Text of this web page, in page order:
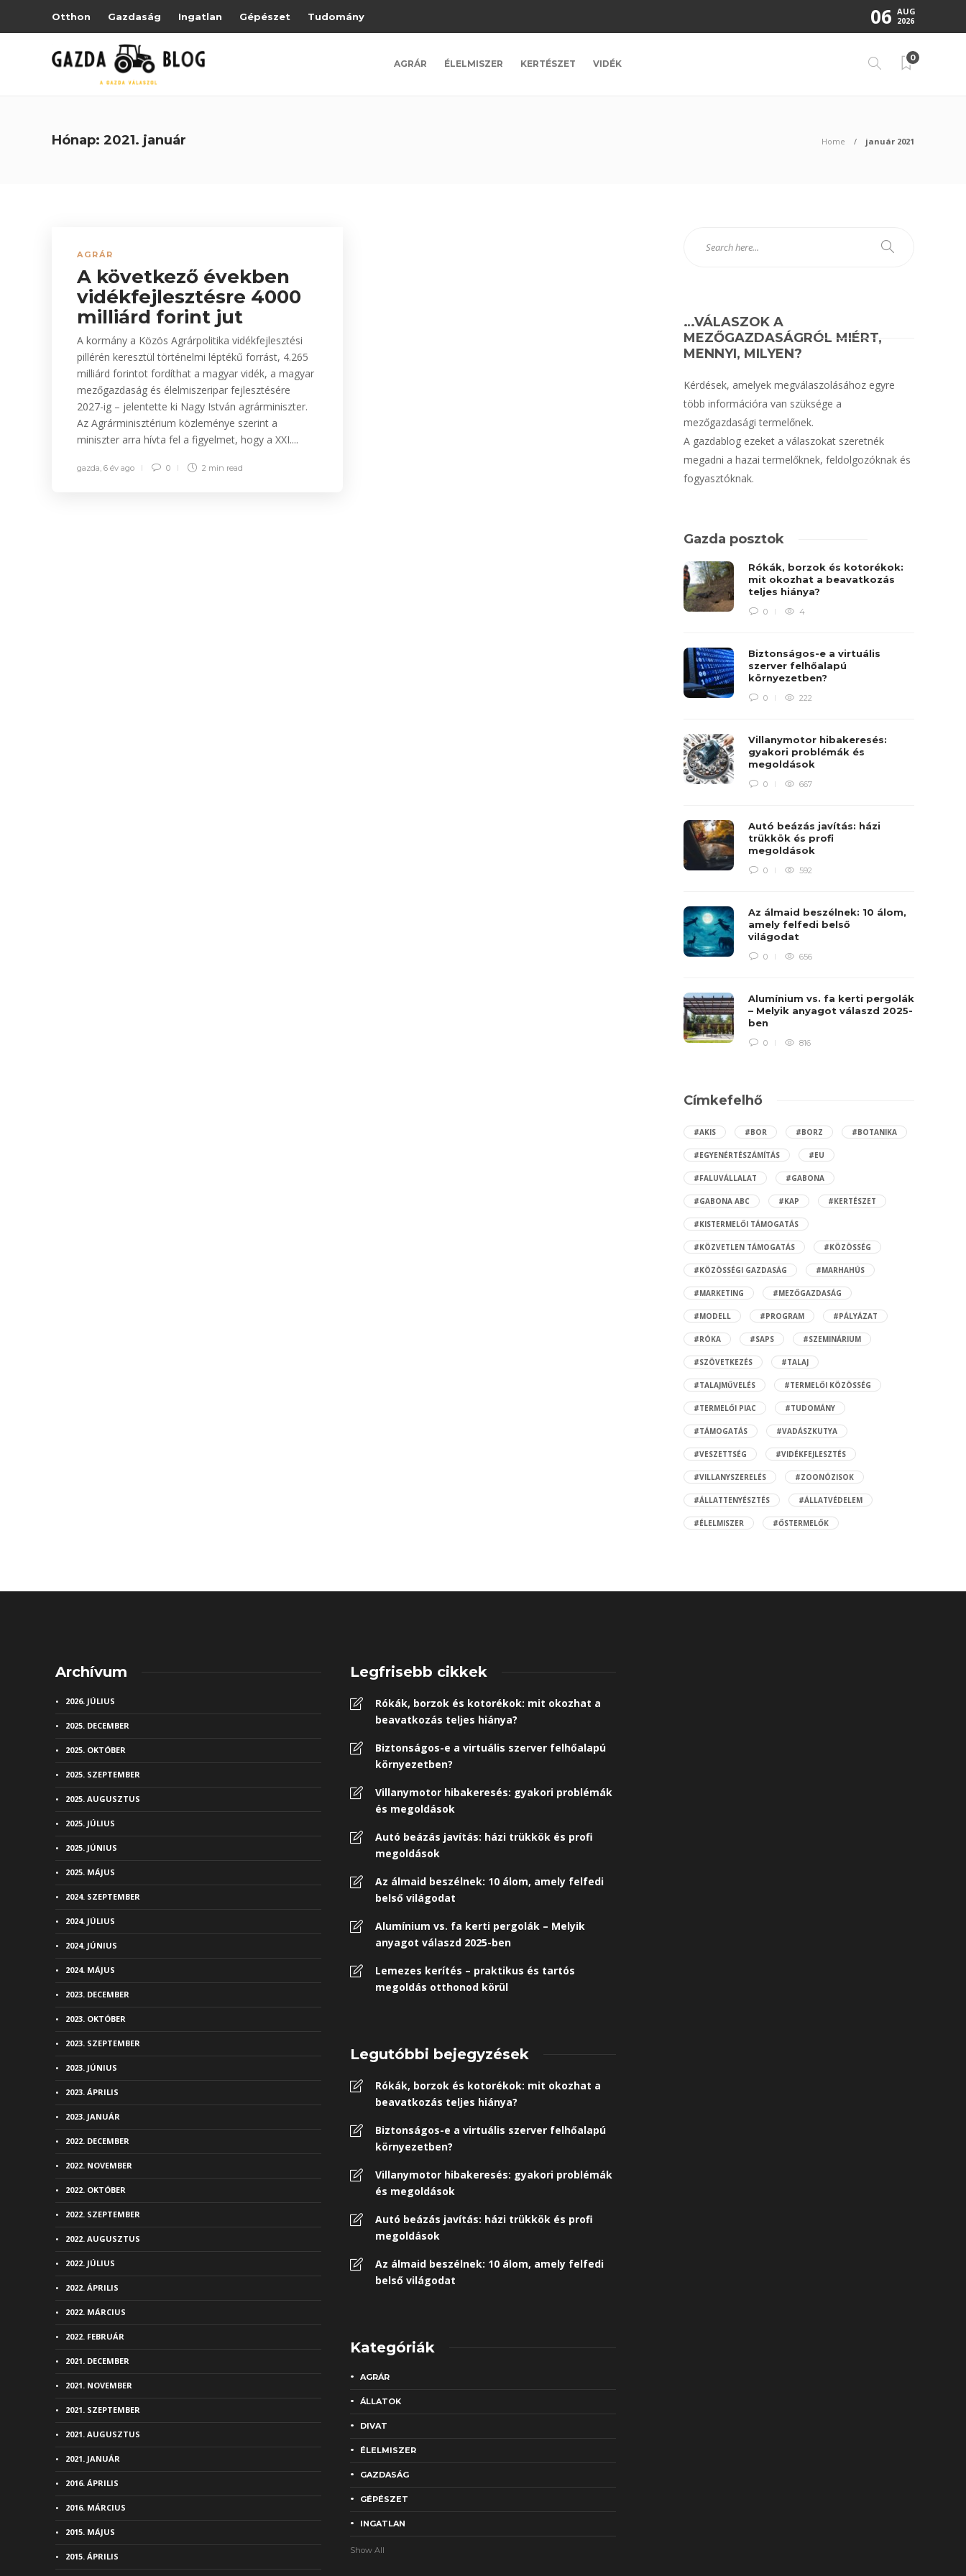
Otthon Gazdaság Ingatlan Gépészet Tudomány 06 AUG
2026
AGRÁR ÉLELMISZER KERTÉSZET VIDÉK
0
Hónap: 2021. január Home január 2021
AGRÁR
A következő években
vidékfejlesztésre 4000
milliárd forint jut
A kormány a Közös Agrárpolitika vidékfejlesztési
pillérén keresztül történelmi léptékű forrást, 4.265
milliárd forintot fordíthat a magyar vidék, a magyar
mezőgazdaság és élelmiszeripar fejlesztésére
2027-ig – jelentette ki Nagy István agrárminiszter.
Az Agrárminisztérium közleménye szerint a
miniszter arra hívta fel a figyelmet, hogy a XXI....
gazda, 6 év ago 0 2 min read
…VÁLASZOK A
MEZŐGAZDASÁGRÓL MIÉRT,
MENNYI, MILYEN?
Kérdések, amelyek megválaszolásához egyre
több információra van szüksége a
mezőgazdasági termelőnek.
A gazdablog ezeket a válaszokat szeretnék
megadni a hazai termelőknek, feldolgozóknak és
fogyasztóknak.
Gazda posztok
Rókák, borzok és kotorékok:
mit okozhat a beavatkozás
teljes hiánya?
0 4
Biztonságos-e a virtuális
szerver felhőalapú
környezetben?
0 222
Villanymotor hibakeresés:
gyakori problémák és
megoldások
0 667
Autó beázás javítás: házi
trükkök és profi
megoldások
0 592
Az álmaid beszélnek: 10 álom,
amely felfedi belső
világodat
0 656
Alumínium vs. fa kerti pergolák
– Melyik anyagot válaszd 2025-
ben
0 816
Címkefelhő
#AKIS #BOR #BORZ #BOTANIKA
#EGYENÉRTÉSZÁMÍTÁS #EU
#FALUVÁLLALAT #GABONA
#GABONA ABC #KAP #KERTÉSZET
#KISTERMELŐI TÁMOGATÁS
#KÖZVETLEN TÁMOGATÁS #KÖZÖSSÉG
#KÖZÖSSÉGI GAZDASÁG #MARHAHÚS
#MARKETING #MEZŐGAZDASÁG
#MODELL #PROGRAM #PÁLYÁZAT
#RÓKA #SAPS #SZEMINÁRIUM
#SZÖVETKEZÉS #TALAJ
#TALAJMŰVELÉS #TERMELŐI KÖZÖSSÉG
#TERMELŐI PIAC #TUDOMÁNY
#TÁMOGATÁS #VADÁSZKUTYA
#VESZETTSÉG #VIDÉKFEJLESZTÉS
#VILLANYSZERELÉS #ZOONÓZISOK
#ÁLLATTENYÉSZTÉS #ÁLLATVÉDELEM
#ÉLELMISZER #ŐSTERMELŐK
Archívum
2026. JÚLIUS
2025. DECEMBER
2025. OKTÓBER
2025. SZEPTEMBER
2025. AUGUSZTUS
2025. JÚLIUS
2025. JÚNIUS
2025. MÁJUS
2024. SZEPTEMBER
2024. JÚLIUS
2024. JÚNIUS
2024. MÁJUS
2023. DECEMBER
2023. OKTÓBER
2023. SZEPTEMBER
2023. JÚNIUS
2023. ÁPRILIS
2023. JANUÁR
2022. DECEMBER
2022. NOVEMBER
2022. OKTÓBER
2022. SZEPTEMBER
2022. AUGUSZTUS
2022. JÚLIUS
2022. ÁPRILIS
2022. MÁRCIUS
2022. FEBRUÁR
2021. DECEMBER
2021. NOVEMBER
2021. SZEPTEMBER
2021. AUGUSZTUS
2021. JANUÁR
2016. ÁPRILIS
2016. MÁRCIUS
2015. MÁJUS
2015. ÁPRILIS
Legfrisebb cikkek
Rókák, borzok és kotorékok: mit okozhat a
beavatkozás teljes hiánya?
Biztonságos-e a virtuális szerver felhőalapú
környezetben?
Villanymotor hibakeresés: gyakori problémák
és megoldások
Autó beázás javítás: házi trükkök és profi
megoldások
Az álmaid beszélnek: 10 álom, amely felfedi
belső világodat
Alumínium vs. fa kerti pergolák – Melyik
anyagot válaszd 2025-ben
Lemezes kerítés – praktikus és tartós
megoldás otthonod körül
Legutóbbi bejegyzések
Rókák, borzok és kotorékok: mit okozhat a
beavatkozás teljes hiánya?
Biztonságos-e a virtuális szerver felhőalapú
környezetben?
Villanymotor hibakeresés: gyakori problémák
és megoldások
Autó beázás javítás: házi trükkök és profi
megoldások
Az álmaid beszélnek: 10 álom, amely felfedi
belső világodat
Kategóriák
AGRÁR
ÁLLATOK
DIVAT
ÉLELMISZER
GAZDASÁG
GÉPÉSZET
INGATLAN
Show All